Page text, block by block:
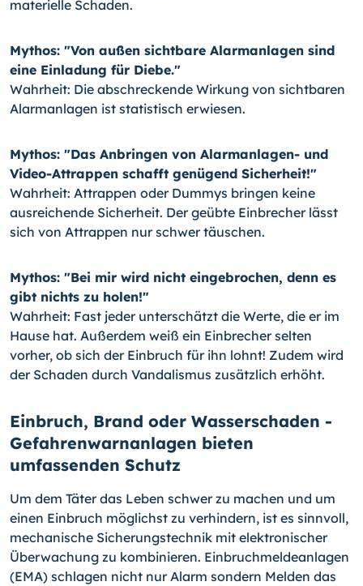
materielle Schaden.
Mythos: "Von außen sichtbare Alarmanlagen sind
eine Einladung für Diebe."
Wahrheit: Die abschreckende Wirkung von sichtbaren
Alarmanlagen ist statistisch erwiesen.
Mythos: "Das Anbringen von Alarmanlagen- und
Video-Attrappen schafft genügend Sicherheit!"
Wahrheit: Attrappen oder Dummys bringen keine
ausreichende Sicherheit. Der geübte Einbrecher lässt
sich von Attrappen nur schwer täuschen.
Mythos: "Bei mir wird nicht eingebrochen, denn es
gibt nichts zu holen!"
Wahrheit: Fast jeder unterschätzt die Werte, die er im
Hause hat. Außerdem weiß ein Einbrecher selten
vorher, ob sich der Einbruch für ihn lohnt! Zudem wird
der Schaden durch Vandalismus zusätzlich erhöht.
Einbruch, Brand oder Wasserschaden -
Gefahrenwarnanlagen bieten
umfassenden Schutz
Um dem Täter das Leben schwer zu machen und um
einen Einbruch möglichst zu verhindern, ist es sinnvoll,
mechanische Sicherungstechnik mit elektronischer
Überwachung zu kombinieren. Einbruchmeldeanlagen
(EMA) schlagen nicht nur Alarm sondern Melden das